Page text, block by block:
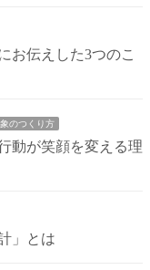
お伝えした3つのこ
のつくり方
動が笑顔を変える理
」とは